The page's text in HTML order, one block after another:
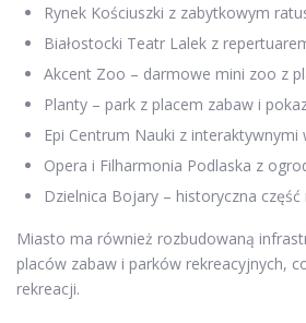
Rynek Kościuszki z zabytkowym
Białostocki Teatr Lalek z
Akcent Zoo – darmowe mini zoo z
Planty – park z placem zabaw i
Epi Centrum Nauki z interaktywnymi
Opera i Filharmonia Podlaska z
Dzielnica Bojary – historyczna część
Miasto ma również rozbudowaną
placów zabaw i parków rekreacyjnych,
rekreacji.